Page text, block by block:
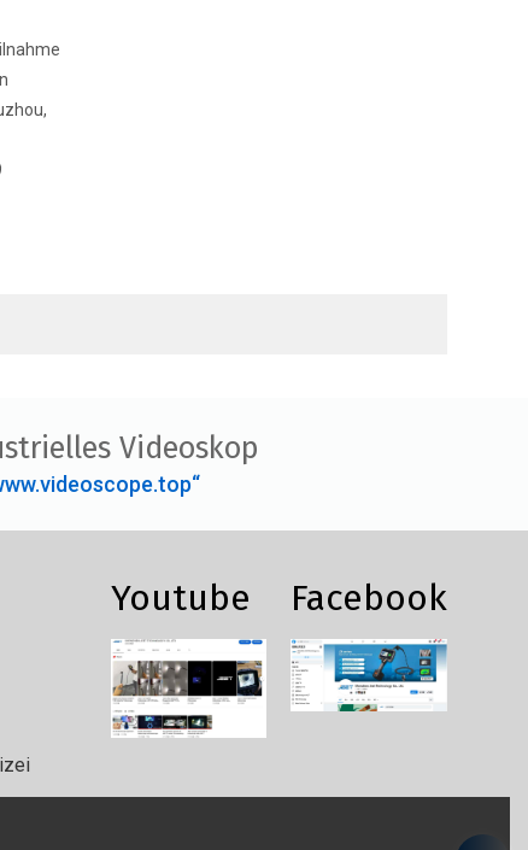
Videoskop
Youtube Facebook